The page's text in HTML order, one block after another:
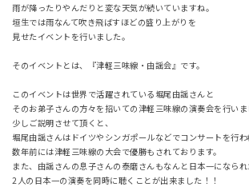
リクルート
体験希望
雨が降ったりやんだりと変な天気が続いていますね。
垣生では雨なんて吹き飛ばすほどの盛り上がりを
見せたイベントを行いました。
そのイベントとは、『津軽三味線・由謡会』です。
このイベントは世界で活躍されている堀尾由謡さんと
そのお弟子さんの方々を招いての津軽三味線の演奏会を行いま
少しご説明させて頂くと、
堀尾由謡さんはドイツやシンガポールなどでコンサートを行わ
数年前には津軽三味線の大会で優勝もされております。
また、由謡さんの息子さんの泰磨さんもなんと日本一になられ
2人の日本一の演奏を同時に聴くことが出来ました！！